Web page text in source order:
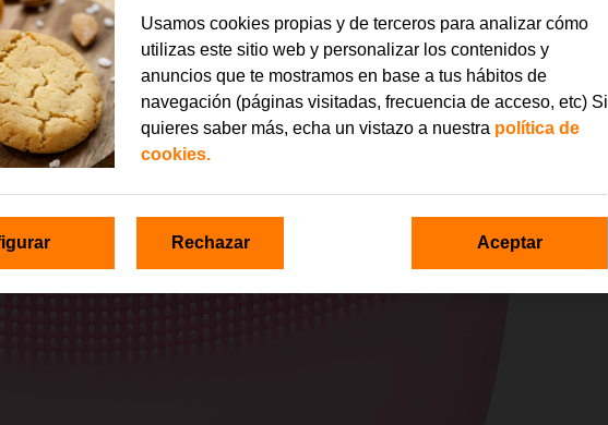
Usamos cookies propias y de terceros para analizar cómo
utilizas este sitio web y personalizar los contenidos y
anuncios que te mostramos en base a tus hábitos de
navegación (páginas visitadas, frecuencia de acceso, etc) Si
quieres saber más, echa un vistazo a nuestra política de
cookies.
Rechazar Aceptar